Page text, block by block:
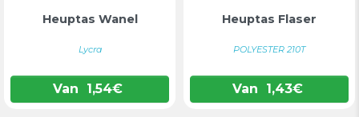
Heuptas Wanel
Lycra
Van 1,54€
Heuptas Flaser
POLYESTER 210T
Van 1,43€